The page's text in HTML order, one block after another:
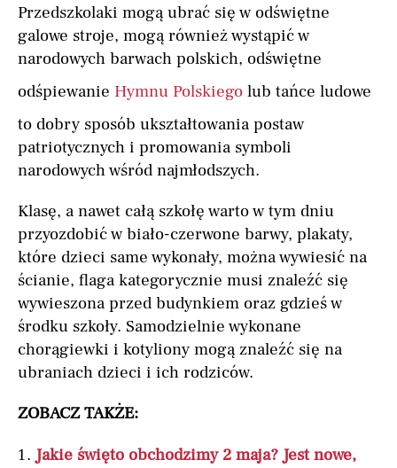
Przedszkolaki mogą ubrać się w odświętne
galowe stroje, mogą również wystąpić w
narodowych barwach polskich, odświętne
odśpiewanie Hymnu Polskiego lub tańce ludowe
to dobry sposób ukształtowania postaw
patriotycznych i promowania symboli
narodowych wśród najmłodszych.
Klasę, a nawet całą szkołę warto w tym dniu
przyozdobić w biało-czerwone barwy, plakaty,
które dzieci same wykonały, można wywiesić na
ścianie, flaga kategorycznie musi znaleźć się
wywieszona przed budynkiem oraz gdzieś w
środku szkoły. Samodzielnie wykonane
chorągiewki i kotyliony mogą znaleźć się na
ubraniach dzieci i ich rodziców.
ZOBACZ TAKŻE:
Jakie święto obchodzimy 2 maja? Jest nowe,